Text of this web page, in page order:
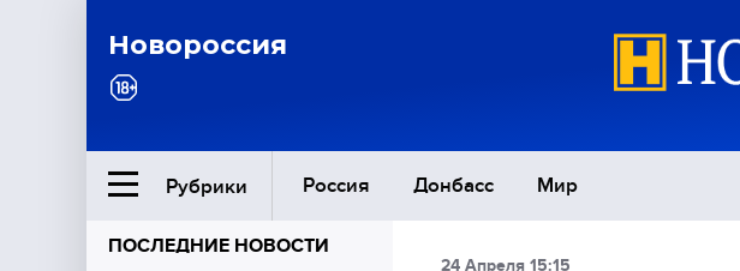
Новороссия
Рубрики Россия Донбасс Мир
ПОСЛЕДНИЕ НОВОСТИ
24 Апреля 15:15